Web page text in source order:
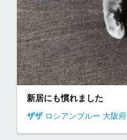
新居にも慣れました
ザザ ロシアンブルー 大阪府